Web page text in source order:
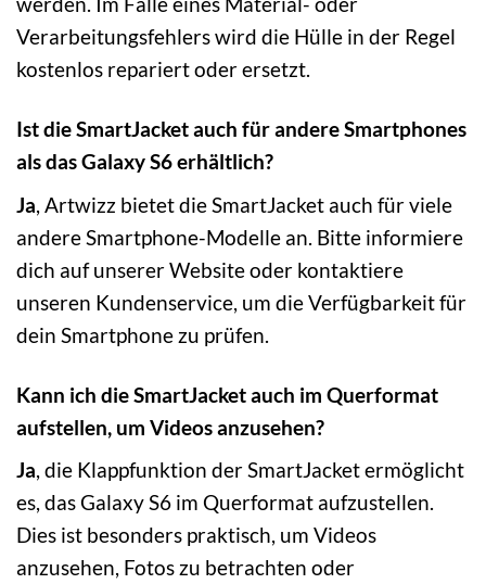
Verarbeitungsfehlers wird die Hülle in der Regel
kostenlos repariert oder ersetzt.
Ist die SmartJacket auch für andere Smartphones
als das Galaxy S6 erhältlich?
Ja, Artwizz bietet die SmartJacket auch für viele
andere Smartphone-Modelle an. Bitte informiere
dich auf unserer Website oder kontaktiere
unseren Kundenservice, um die Verfügbarkeit für
dein Smartphone zu prüfen.
Kann ich die SmartJacket auch im Querformat
aufstellen, um Videos anzusehen?
Ja, die Klappfunktion der SmartJacket ermöglicht
es, das Galaxy S6 im Querformat aufzustellen.
Dies ist besonders praktisch, um Videos
anzusehen, Fotos zu betrachten oder